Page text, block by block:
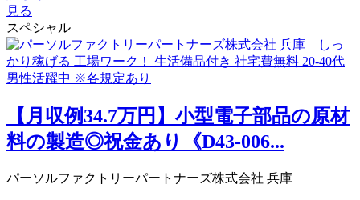
見る
スペシャル
【月収例34.7万円】小型電子部品の原材
料の製造◎祝金あり《D43-006...
パーソルファクトリーパートナーズ株式会社 兵庫